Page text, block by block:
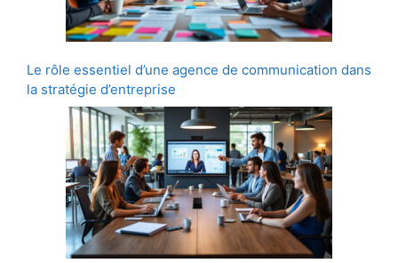
Le rôle essentiel d’une agence de communication dans
la stratégie d’entreprise